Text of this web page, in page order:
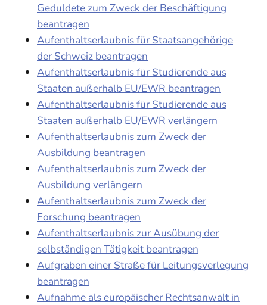
Geduldete zum Zweck der Beschäftigung
beantragen
Aufenthaltserlaubnis für Staatsangehörige
der Schweiz beantragen
Aufenthaltserlaubnis für Studierende aus
Staaten außerhalb EU/EWR beantragen
Aufenthaltserlaubnis für Studierende aus
Staaten außerhalb EU/EWR verlängern
Aufenthaltserlaubnis zum Zweck der
Ausbildung beantragen
Aufenthaltserlaubnis zum Zweck der
Ausbildung verlängern
Aufenthaltserlaubnis zum Zweck der
Forschung beantragen
Aufenthaltserlaubnis zur Ausübung der
selbständigen Tätigkeit beantragen
Aufgraben einer Straße für Leitungsverlegung
beantragen
Aufnahme als europäischer Rechtsanwalt in